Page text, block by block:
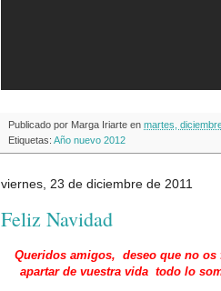
Publicado por Marga Iriarte en martes,
Etiquetas: Año nuevo 2012
viernes, 23 de diciembre de 2011
Feliz Navidad
Queridos amigos, deseo que no
apartar de vuestra vida todo lo